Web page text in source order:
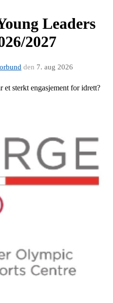
Leaders
2027
den 7. aug 2026
sterkt engasjement for idrett?